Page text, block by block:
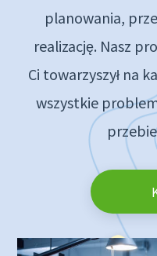
planowania,
realizację. Nasz
Ci towarzyszył na
wszystkie